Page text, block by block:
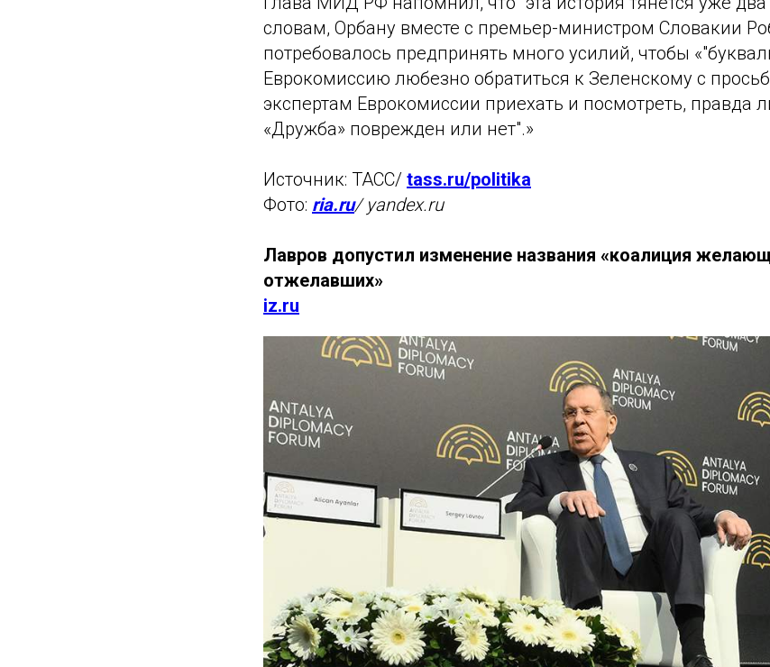
словам, Орбану вместе с премьер-министром Словакии
потребовалось предпринять много усилий, чтобы
Еврокомиссию любезно обратиться к Зеленскому с
экспертам Еврокомиссии приехать и посмотреть, правда
«Дружба» поврежден или нет".»
Источник: ТАСС/ tass.ru/politika
Фото: ria.ru/ yandex.ru
Лавров допустил изменение названия «коалиция
отжелавших»
iz.ru